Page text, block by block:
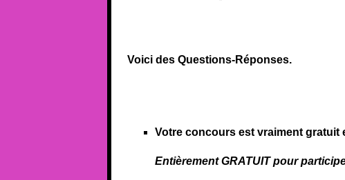
Voici des Questions-Réponses.
Votre concours est vraiment gratuit
Entièrement GRATUIT pour